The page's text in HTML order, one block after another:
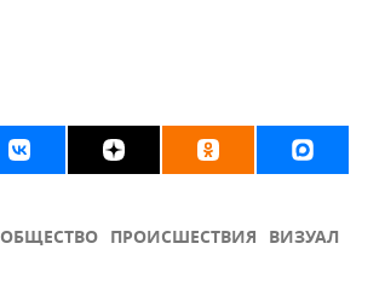
ОБЩЕСТВО ПРОИСШЕСТВИЯ ВИЗУАЛ